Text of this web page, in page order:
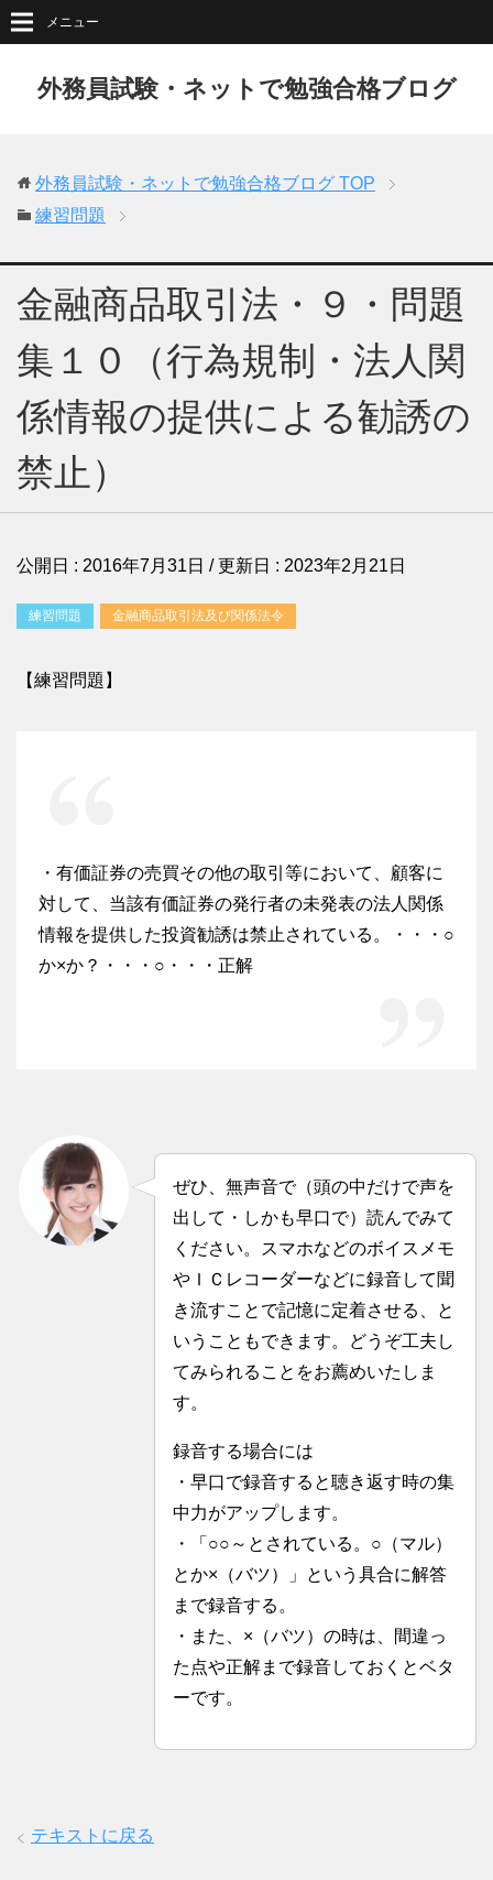
外務員試験・ネットで勉強合格ブログ
メニュー
外務員試験・ネットで勉強合格ブログ TOP
練習問題
金融商品取引法・９・問題
集１０（行為規制・法人関
係情報の提供による勧誘の
禁止）
公開日 : 2016年7月31日 / 更新日 : 2023年2月21日
練習問題 金融商品取引法及び関係法令
【練習問題】
・有価証券の売買その他の取引等において、顧客に
対して、当該有価証券の発行者の未発表の法人関係
情報を提供した投資勧誘は禁止されている。・・・○
か×か？・・・○・・・正解
ぜひ、無声音で（頭の中だけで声を
出して・しかも早口で）読んでみて
ください。スマホなどのボイスメモ
やＩＣレコーダーなどに録音して聞
き流すことで記憶に定着させる、と
いうこともできます。どうぞ工夫し
てみられることをお薦めいたしま
す。
録音する場合には
・早口で録音すると聴き返す時の集
中力がアップします。
・「○○～とされている。○（マル）
とか×（バツ）」という具合に解答
まで録音する。
・また、×（バツ）の時は、間違っ
た点や正解まで録音しておくとベタ
ーです。
テキストに戻る